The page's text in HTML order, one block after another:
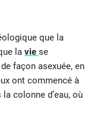
que la
la vie se
façon asexuée, en
ont commencé à
colonne d’eau, où